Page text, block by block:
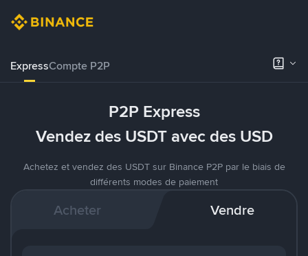
ExpressCompte P2P
P2P Express
Vendez des USDT avec des USD
Achetez et vendez des USDT sur Binance P2P par le biais de
différents modes de paiement
Acheter Vendre